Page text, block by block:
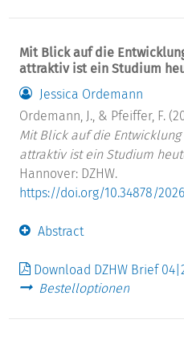
Mit Blick auf die
attraktiv ist ein Studium
Jessica Ordemann
Ordemann, J., & Pfeiffer, F.
Mit Blick auf die
attraktiv ist ein Studium
Hannover: DZHW.
https://doi.org/10.34878/
Abstract
Download DZHW Brief
Bestelloptionen